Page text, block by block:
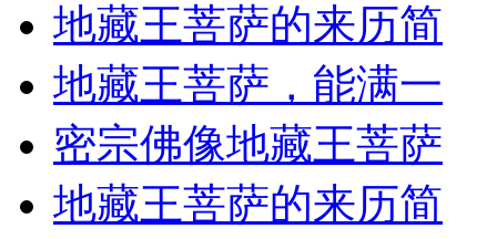
地藏王菩萨的来历简
地藏王菩萨，能满一
密宗佛像地藏王菩萨
地藏王菩萨的来历简